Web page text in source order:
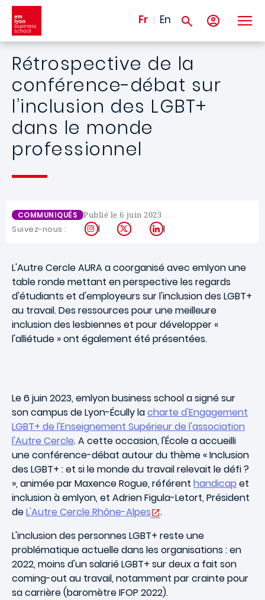
Aller au contenu principal
Fr En
Rétrospective de la
conférence-débat sur
l’inclusion des LGBT+
dans le monde
professionnel
COMMUNIQUÉS Publié le 6 juin 2023
Suivez-nous : Instagram
X LinkedIn
L'Autre Cercle AURA a coorganisé avec emlyon une
table ronde mettant en perspective les regards
d'étudiants et d'employeurs sur l'inclusion des LGBT+
au travail. Des ressources pour une meilleure
inclusion des lesbiennes et pour développer «
l'alliétude » ont également été présentées.
Le 6 juin 2023, emlyon business school a signé sur
son campus de Lyon-Écully lacharte d'Engagement
LGBT+ de l'Enseignement Supérieur de l'association
l'Autre Cercle. A cette occasion, l'École a accueilli
une conférence-débat autour du thème « Inclusion
des LGBT+ : et si le monde du travail relevait le défi ?
», animée par Maxence Rogue, référent handicap et
inclusion à emlyon, et Adrien Figula-Letort, Président
deL'Autre Cercle Rhône-Alpes
.
L'inclusion des personnes LGBT+ reste une
problématique actuelle dans les organisations : en
2022, moins d'un salarié LGBT+ sur deux a fait son
coming-out au travail, notamment par crainte pour
sa carrière (baromètre IFOP 2022).